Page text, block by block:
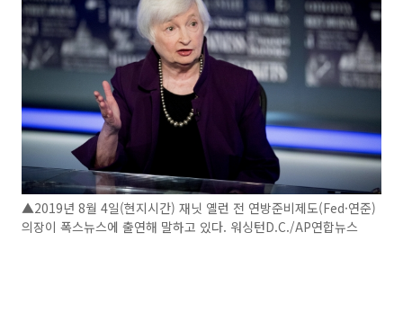
▲2019년 8월 4일(현지시간) 재닛 옐런 전 연방준비제도(Fed·연준)
의장이 폭스뉴스에 출연해 말하고 있다. 워싱턴D.C./AP연합뉴스